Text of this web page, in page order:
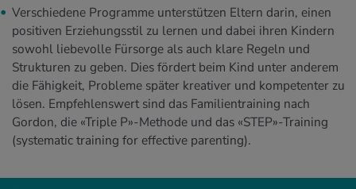
Verschiedene Programme unterstützen Eltern darin, einen
positiven Erziehungsstil zu lernen und dabei ihren Kindern
sowohl liebevolle Fürsorge als auch klare Regeln und
Strukturen zu geben. Dies fördert beim Kind unter anderem
die Fähigkeit, Probleme später kreativer und kompetenter zu
lösen. Empfehlenswert sind das Familientraining nach
Gordon, die «Triple P»-Methode und das «STEP»-Training
(systematic training for effective parenting).